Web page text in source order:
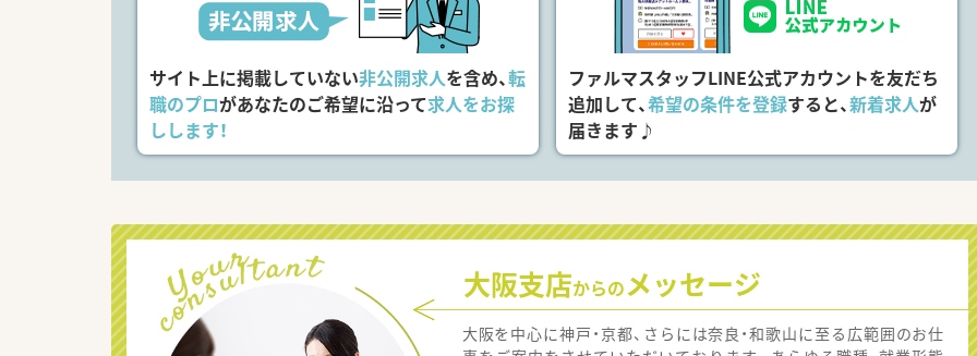
サイト上に掲載していない非公開求人を含め、転
職のプロがあなたのご希望に沿って求人をお探
しします！
ファルマスタッフLINE公式アカウントを友だち
追加して、希望の条件を登録すると、新着求人が
届きます♪
大阪支店からのメッセージ
大阪を中心に神戸・京都、さらには奈良・和歌山に至る広範囲のお仕